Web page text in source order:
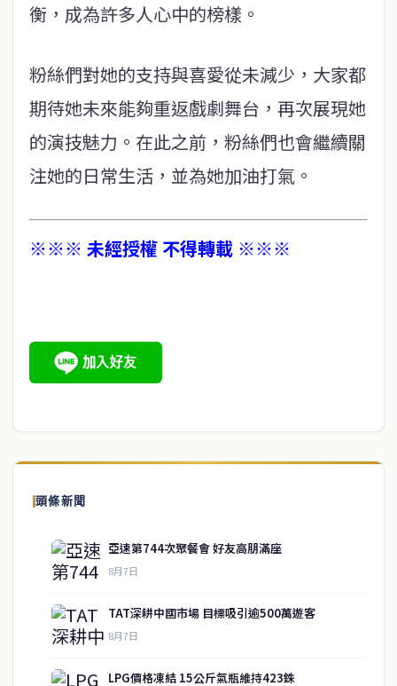
衡，成為許多人心中的榜樣。
粉絲們對她的支持與喜愛從未減少，大家都
期待她未來能夠重返戲劇舞台，再次展現她
的演技魅力。在此之前，粉絲們也會繼續關
注她的日常生活，並為她加油打氣。
※※※ 未經授權 不得轉載 ※※※
頭條新聞
亞速第744次聚餐會 好友高朋滿座
8月7日
TAT深耕中國市場 目標吸引逾500萬遊客
8月7日
LPG價格凍結 15公斤氣瓶維持423銖